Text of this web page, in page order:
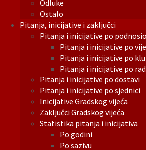
Odluke
Ostalo
Pitanja, inicijative i zaključci
Pitanja i inicijative po
Pitanja i inicijative po
Pitanja i inicijative po
Pitanja i inicijative po
Pitanja i inicijative po dostavi
Pitanja i inicijative po sjednici
Inicijative Gradskog vijeća
Zaključci Gradskog vijeća
Statistika pitanja i inicijativa
Po godini
Po sazivu